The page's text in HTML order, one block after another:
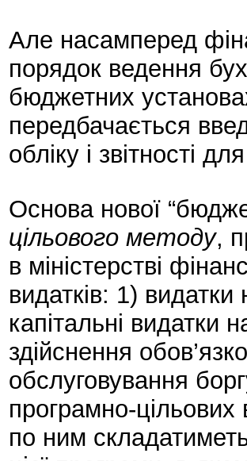
Але насамперед
порядок ведення
бюджетних
передбачається
обліку і звітності
Основа нової
цільового методу,
в міністерстві
видатків: 1)
капітальні видатки
здійснення
обслуговування
програмно-цільових
по ним